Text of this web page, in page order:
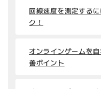
回線速度を測定する
ク！
オンラインゲームを
善ポイント